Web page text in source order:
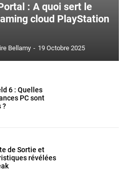
: A quoi sert le
cloud PlayStation
Bellamy - 19 Octobre 2025
6 : Quelles
PC sont
?
de Sortie et
révélées